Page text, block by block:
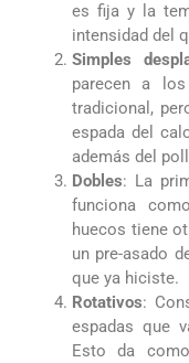
es fija y la
intensidad del
Simples
parecen a
tradicional,
espada del
además del
Dobles: La
funciona
huecos tiene
un pre-asado
que ya hiciste.
Rotativos:
espadas que
Esto da